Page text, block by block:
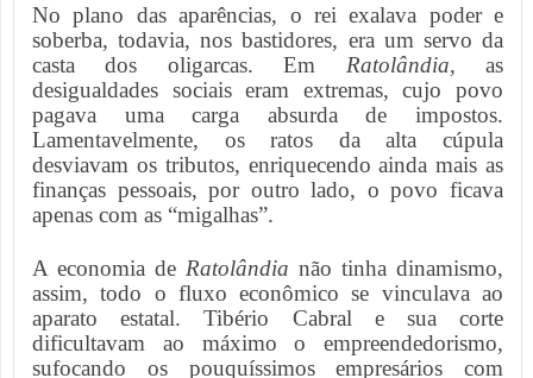
No plano das aparências, o rei exalava poder e
soberba, todavia, nos bastidores, era um servo da
casta dos oligarcas. Em Ratolândia, as
desigualdades sociais eram extremas, cujo povo
pagava uma carga absurda de impostos.
Lamentavelmente, os ratos da alta cúpula
desviavam os tributos, enriquecendo ainda mais as
finanças pessoais, por outro lado, o povo ficava
apenas com as “migalhas”.
A economia de Ratolândia não tinha dinamismo,
assim, todo o fluxo econômico se vinculava ao
aparato estatal. Tibério Cabral e sua corte
dificultavam ao máximo o empreendedorismo,
sufocando os pouquíssimos empresários com